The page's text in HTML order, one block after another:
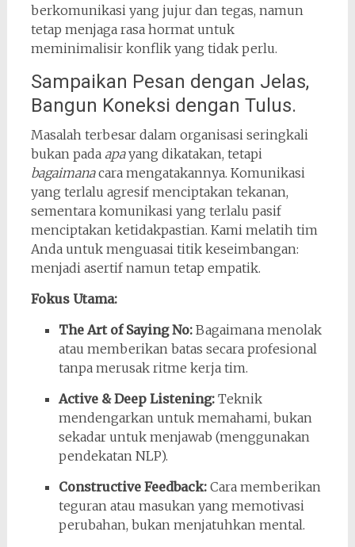
berkomunikasi yang jujur dan tegas, namun
tetap menjaga rasa hormat untuk
meminimalisir konflik yang tidak perlu.
Sampaikan Pesan dengan Jelas,
Bangun Koneksi dengan Tulus.
Masalah terbesar dalam organisasi seringkali
bukan pada apayang dikatakan, tetapi
bagaimanacara mengatakannya. Komunikasi
yang terlalu agresif menciptakan tekanan,
sementara komunikasi yang terlalu pasif
menciptakan ketidakpastian. Kami melatih tim
Anda untuk menguasai titik keseimbangan:
menjadi asertif namun tetap empatik.
Fokus Utama:
The Art of Saying No:Bagaimana menolak
atau memberikan batas secara profesional
tanpa merusak ritme kerja tim.
Active & Deep Listening:Teknik
mendengarkan untuk memahami, bukan
sekadar untuk menjawab (menggunakan
pendekatan NLP).
Constructive Feedback:Cara memberikan
teguran atau masukan yang memotivasi
perubahan, bukan menjatuhkan mental.